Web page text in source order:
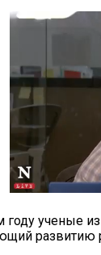
ученые из
развитию